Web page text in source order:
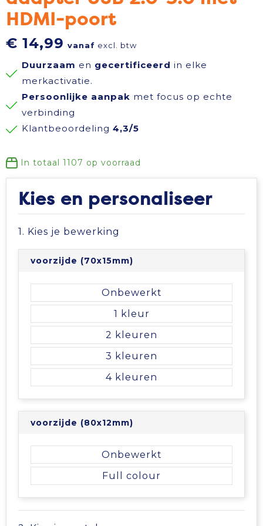
Reisbenodigdheden
Schrijfwaren
Sinterklaas
Sleutelhangers en Lanyards
Themapakketten
Veiligheid, Auto en Fiets
Vrije tijd en Strand
Reflecterende polo's
Reflecterende vesten
Regenkleding
Schoenen
T-Shirts
Veiligheidssignalering en Verlichting
Veiligheidsvesten en Veiligheidshesjes
Gehoorbescherming
Schoenen
Sweaters
T-Shirts
Vesten
Koeltassen en Koelboxen
Koffers en Trolleys
Laptop hoezen en tassen
Lunchtassen
Opvouwbare tassen
Papieren tassen
Picknicktassen en manden
Reistassen
Rugzakken
Schoenentassen
Schoudertassen
Sporttassen
Strandtassen
HDMI-poort
€ 14,99 vanaf excl. btw
Duurzaam en gecertificeerd in elke
merkactivatie.
Persoonlijke aanpak met focus op echte
verbinding
Klantbeoordeling 4,3/5
In totaal 1107 op voorraad
Kies en personaliseer
1. Kies je bewerking
voorzijde (70x15mm)
Onbewerkt
1
2
3
4
voorzijde (80x12mm)
Onbewerkt
Full colour